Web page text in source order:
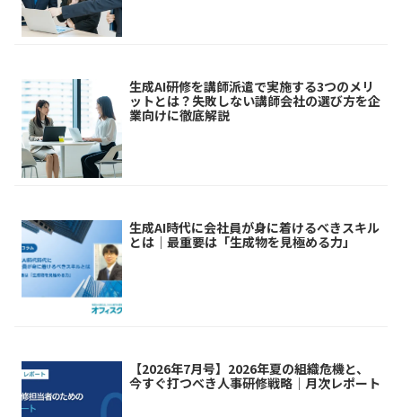
生成AI研修を講師派遣で実施する3つのメリ
ットとは？失敗しない講師会社の選び方を企
業向けに徹底解説
生成AI時代に会社員が身に着けるべきスキル
とは｜最重要は「生成物を見極める力」
【2026年7月号】2026年夏の組織危機と、
今すぐ打つべき人事研修戦略｜月次レポート